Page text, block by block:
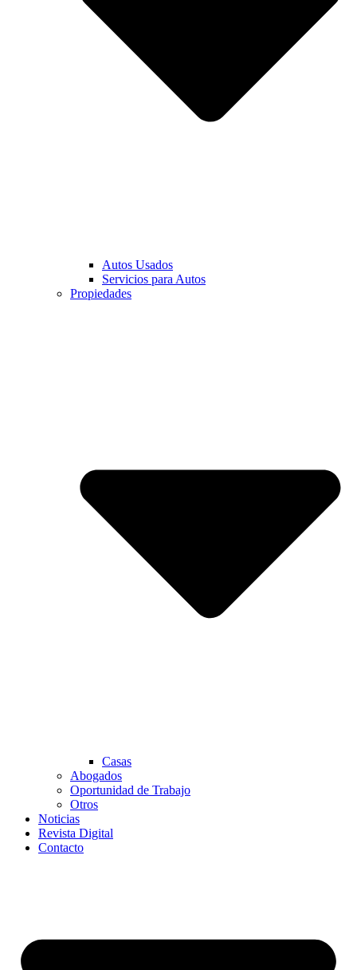
Autos Usados
Servicios para Autos
Propiedades
Casas
Abogados
Oportunidad de Trabajo
Otros
Noticias
Revista Digital
Contacto